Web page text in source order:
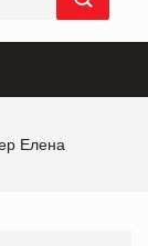
Елена